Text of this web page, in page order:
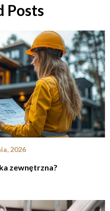
Posts
2026
zewnętrzna?